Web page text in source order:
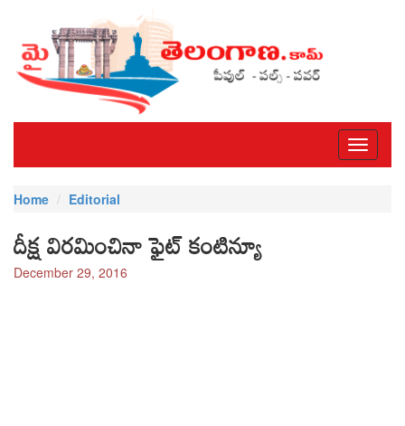
Toggle
Home
Editorial
దీక్ష విరమించినా ఫైట్ కంటిన్యూ
December 29, 2016